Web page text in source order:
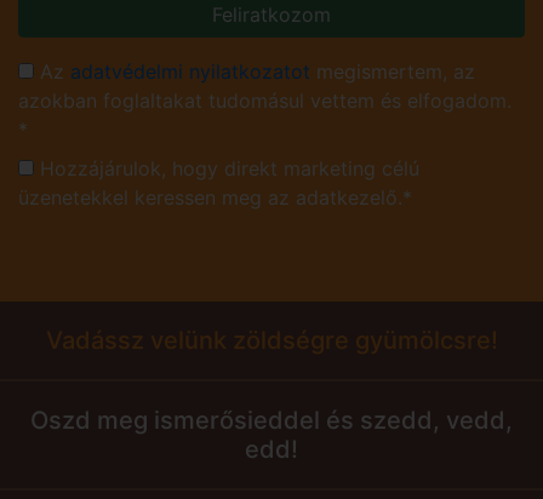
Feliratkozom
Az adatvédelmi nyilatkozatot megismertem, az
azokban foglaltakat tudomásul vettem és elfogadom.
*
Hozzájárulok, hogy direkt marketing célú
üzenetekkel keressen meg az adatkezelő.*
Vadássz velünk zöldségre gyümölcsre!
Oszd meg ismerősieddel és szedd, vedd,
edd!